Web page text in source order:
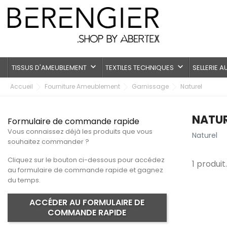
TISSUS D'AMEUBLEMENT keyboard_arrow_down TEXTILES TECHNIQUES keyboard_arrow_down SELLERIE
Accueil Fourniture Ameublement Garnissage Naturel
Formulaire de commande rapide
Vous connaissez déjà les produits que vous
souhaitez commander ?
Cliquez sur le bouton ci-dessous pour accédez
au formulaire de commande rapide et gagnez
du temps.
ACCÉDER AU FORMULAIRE DE
COMMANDE RAPIDE
Naturel
1 produit.